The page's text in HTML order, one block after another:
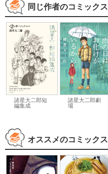
同じ作者のコミックス
諸星大二郎短
編集成
諸星大二郎劇
場
オススメのコミックス